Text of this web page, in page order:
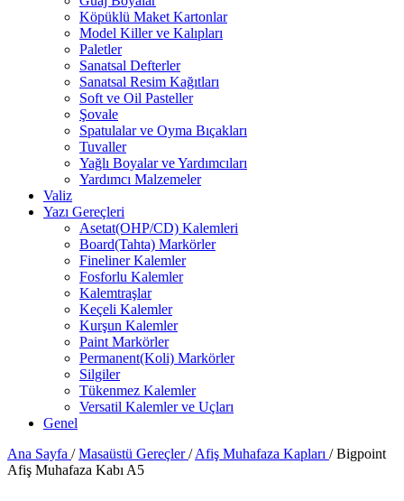
Köpüklü Maket Kartonlar
Model Killer ve Kalıpları
Paletler
Sanatsal Defterler
Sanatsal Resim Kağıtları
Soft ve Oil Pasteller
Şovale
Spatulalar ve Oyma Bıçakları
Tuvaller
Yağlı Boyalar ve Yardımcıları
Yardımcı Malzemeler
Valiz
Yazı Gereçleri
Asetat(OHP/CD) Kalemleri
Board(Tahta) Markörler
Fineliner Kalemler
Fosforlu Kalemler
Kalemtraşlar
Keçeli Kalemler
Kurşun Kalemler
Paint Markörler
Permanent(Koli) Markörler
Silgiler
Tükenmez Kalemler
Versatil Kalemler ve Uçları
Genel
Ana Sayfa / Masaüstü Gereçler/ Afiş Muhafaza Kapları / Bigpoint
Afiş Muhafaza Kabı A5